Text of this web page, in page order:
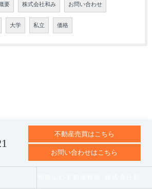
要 株式会社和み お問い合わせ
大学 私立 価格
不動産売買はこちら
お問い合わせはこちら